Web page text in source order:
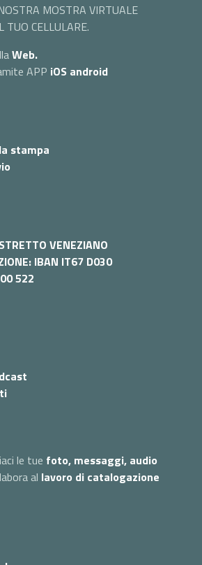
MOSTRA VIRTUALE
CELLULARE.
Web.
APP iOS android
stampa
VENEZIANO
IBAN IT67 D030
522
le tue foto, messaggi, audio
al lavoro di catalogazione